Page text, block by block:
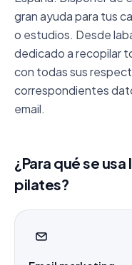
gran ayuda para tus
o estudios. Desde
dedicado a recopilar
con todas sus
correspondientes
email.
¿Para qué se
pilates?